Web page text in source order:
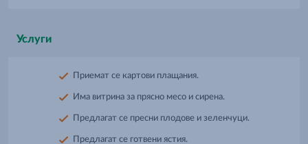
Услуги
Приемат се картови плащания.
Има витрина за прясно месо и сирена.
Предлагат се пресни плодове и зеленчуци.
Предлагат се готвени ястия.